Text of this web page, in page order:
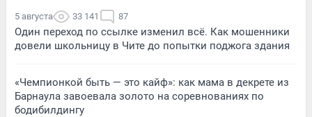
5 августа 33 141 87
Один переход по ссылке изменил всё. Как мошенники
довели школьницу в Чите до попытки поджога здания
«Чемпионкой быть — это кайф»: как мама в декрете из
Барнаула завоевала золото на соревнованиях по
бодибилдингу